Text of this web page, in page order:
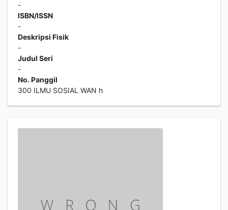
-
ISBN/ISSN
-
Deskripsi Fisik
-
Judul Seri
-
No. Panggil
300 ILMU SOSIAL WAN h